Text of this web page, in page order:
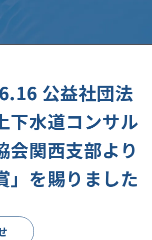
公益社団法
下水道コンサル
会関西支部より
」を賜りました